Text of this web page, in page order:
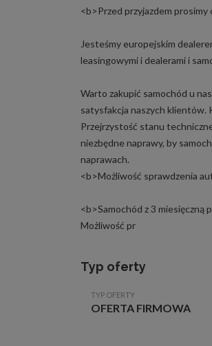
<b>Przed przyjazdem
Jesteśmy europejskim
leasingowymi i dealerami i
Warto zakupić samochód u
satysfakcja naszych klientów.
Przejrzystość stanu
niezbędne naprawy, by
naprawach.
<b>Możliwość sprawdzenia
<b>Samochód z 3
Możliwość pr
Typ oferty
TYP OFERTY
OFERTA FIRMOWA